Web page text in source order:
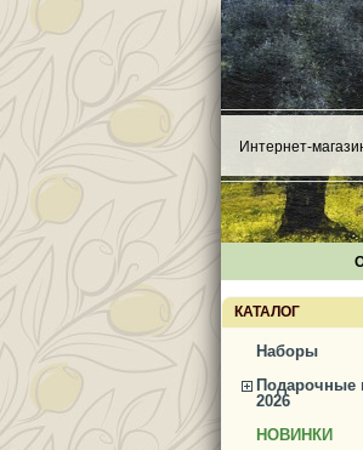
Интернет-
КАТАЛОГ
Наборы
Подарочные
2026
НОВИНКИ